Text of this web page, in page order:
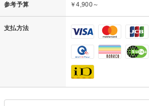
参考予算 ￥4,900～
支払方法